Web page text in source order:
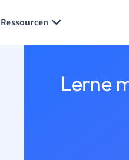
Ressourcen
Lerne